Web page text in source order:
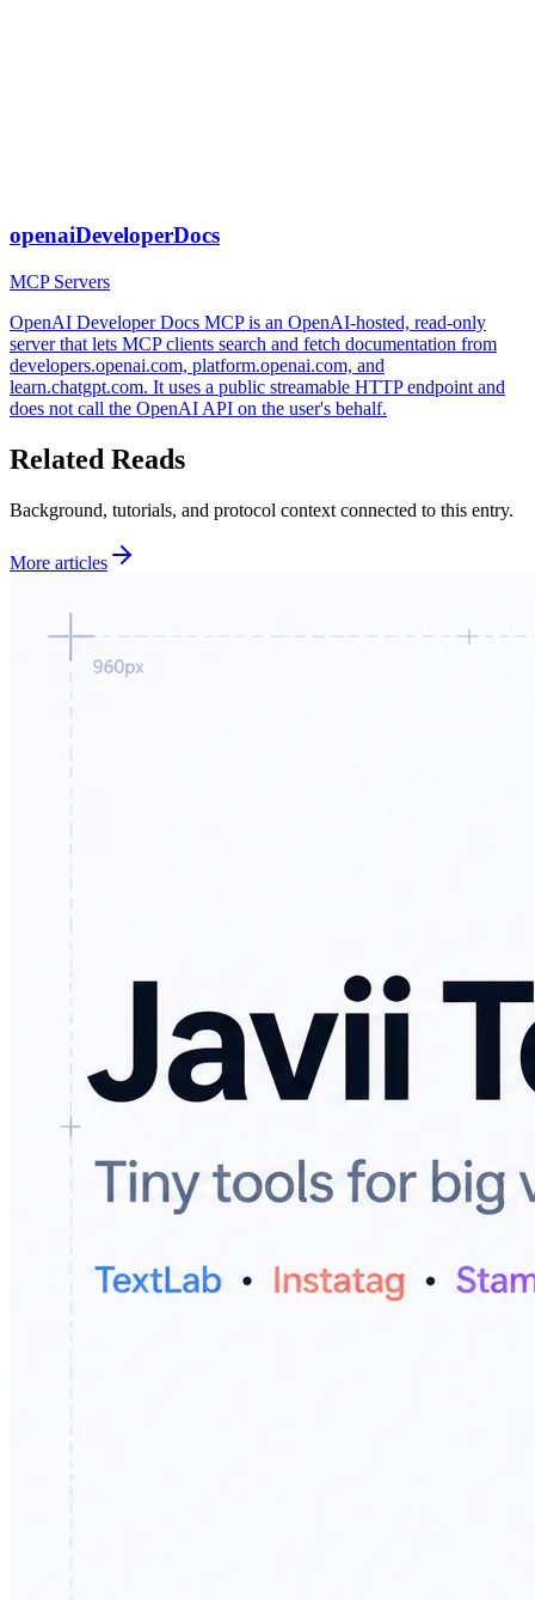
openaiDeveloperDocs
MCP Servers
OpenAI Developer Docs MCP is an OpenAI-hosted, read-only
server that lets MCP clients search and fetch documentation from
developers.openai.com, platform.openai.com, and
learn.chatgpt.com. It uses a public streamable HTTP endpoint and
does not call the OpenAI API on the user's behalf.
Related Reads
Background, tutorials, and protocol context connected to this entry.
More articles